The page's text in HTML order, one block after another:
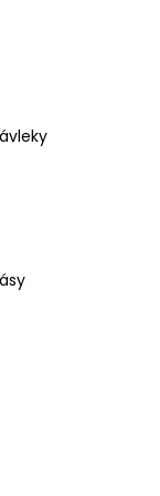
MODRÁ,